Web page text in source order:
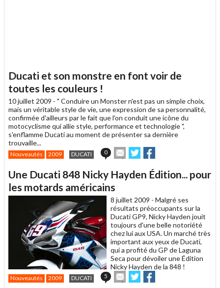
Ducati et son monstre en font voir de
toutes les couleurs !
10 juillet 2009 - " Conduire un Monster n'est pas un simple choix,
mais un véritable style de vie, une expression de sa personnalité,
confirmée d'ailleurs par le fait que l'on conduit une icône du
motocyclisme qui allie style, performance et technologie ",
s'enflamme Ducati au moment de présenter sa dernière
trouvaille...
Nouveautés 2009 DUCATI 0
Envoyer
cet
à
un
ami
Partager
sur
Twitter
sur
Facebook
Une Ducati 848 Nicky Hayden Édition... pour
les motards américains
8 juillet 2009 - Malgré ses
résultats préoccupants sur la
Ducati GP9, Nicky Hayden jouit
toujours d'une belle notoriété
chez lui aux USA. Un marché très
important aux yeux de Ducati,
qui a profité du GP de Laguna
Seca pour dévoiler une Édition
Nicky Hayden de la 848 !
Nouveautés 2009 DUCATI 5
Envoyer
cet
Partager
sur sur